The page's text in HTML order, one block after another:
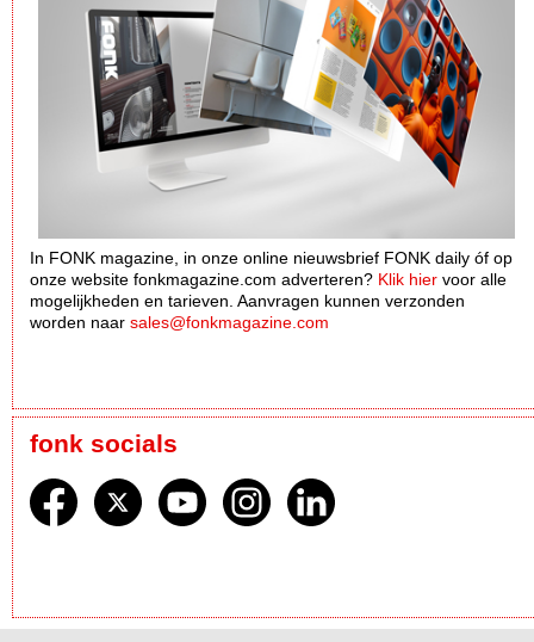
In FONK magazine, in onze online nieuwsbrief FONK daily óf op
onze website fonkmagazine.com adverteren? Klik hier voor alle
mogelijkheden en tarieven. Aanvragen kunnen verzonden
worden naar sales@fonkmagazine.com
fonk socials